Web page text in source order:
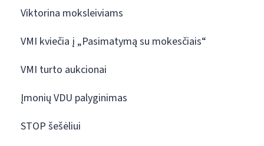
Viktorina moksleiviams
VMI kviečia į „Pasimatymą su mokesčiais“
VMI turto aukcionai
Įmonių VDU palyginimas
STOP šešėliui